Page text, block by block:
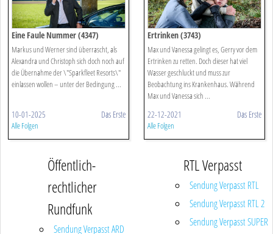
Eine Faule Nummer (4347)
Markus und Werner sind überrascht, als
Alexandra und Christoph sich doch noch auf
die Übernahme der \"Sparkfleet Resorts\"
einlassen wollen – unter der Bedingung ...
10-01-2025 Das Erste
Alle Folgen
Ertrinken (3743)
Max und Vanessa gelingt es, Gerry vor dem
Ertrinken zu retten. Doch dieser hat viel
Wasser geschluckt und muss zur
Beobachtung ins Krankenhaus. Während
Max und Vanessa sich ...
22-12-2021 Das Erste
Alle Folgen
Öffentlich-
rechtlicher
Rundfunk
Sendung Verpasst ARD
RTL Verpasst
Sendung Verpasst RTL
Sendung Verpasst RTL 2
Sendung Verpasst SUPER